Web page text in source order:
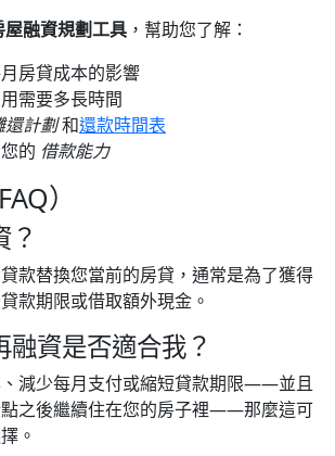
屋融資規劃工具 ，幫助您了解：
房貸成本的影響
需要多長時間
還計劃和還款時間表
的 借款能力
）
？
款替換您當前的房貸，通常是為了獲得
款期限或借取額外現金。
融資是否適合我？
減少每月支付或縮短貸款期限——並且
之後繼續住在您的房子裡——那麼這可
。